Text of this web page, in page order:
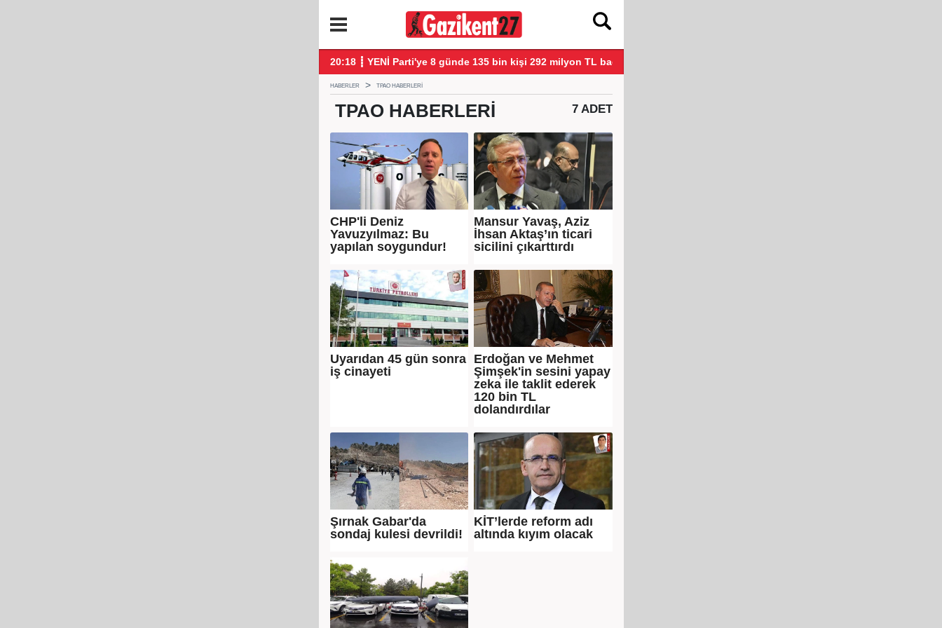
20:18 ┋ YENİ Parti'ye 8 günde 135 bin kişi 292 milyon TL bağış yaptı20:08 ┋ Veli Ağbaba'nın abisi Hür Ağbaba tutuklandı
HABERLER TPAO HABERLERI
TPAO HABERLERI 7 ADET
CHP'li Deniz
Yavuzyılmaz: Bu
yapılan soygundur!
Mansur Yavaş, Aziz
İhsan Aktaş’ın ticari
sicilini çıkarttırdı
Uyarıdan 45 gün sonra
iş cinayeti
Erdoğan ve Mehmet
Şimşek'in sesini yapay
zeka ile taklit ederek
120 bin TL
dolandırdılar
Şırnak Gabar'da
sondaj kulesi devrildi!
KİT’lerde reform adı
altında kıyım olacak